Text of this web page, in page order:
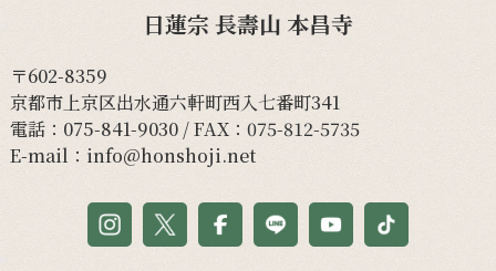
日蓮宗 長壽山 本昌寺
〒602-8359
京都市上京区出水通六軒町西入七番町341
電話： 075-841-9030/ FAX：075-812-5735
E-mail： info@honshoji.net